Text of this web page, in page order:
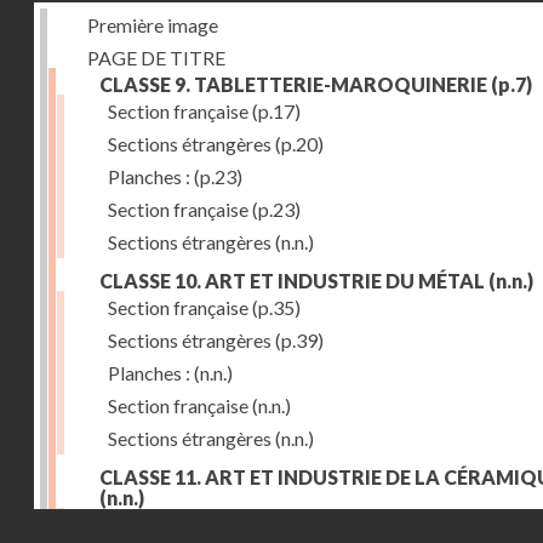
Première image
PAGE DE TITRE
CLASSE 9. TABLETTERIE-MAROQUINERIE (p.7)
Section française(p.17)
Sections étrangères (p.20)
Planches : (p.23)
Section française(p.23)
Sections étrangères (n.n.)
CLASSE 10. ART ET INDUSTRIE DU MÉTAL (n.n.)
Section française(p.35)
Sections étrangères (p.39)
Planches : (n.n.)
Section française(n.n.)
Sections étrangères (n.n.)
CLASSE 11. ART ET INDUSTRIE DE LA
(n.n.)